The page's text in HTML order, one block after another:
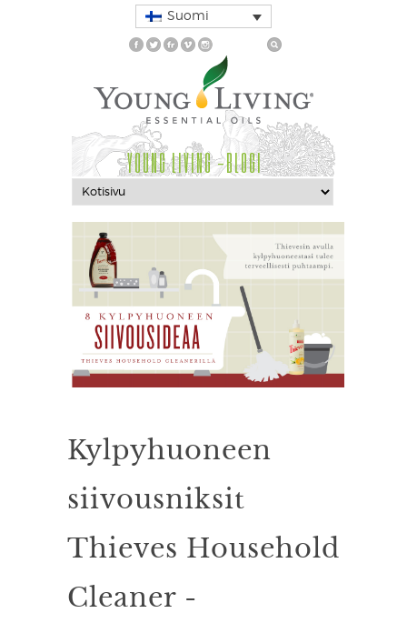
Suomi
YOUNG LIVING -BLOGI
Kylpyhuoneen
siivousniksit
Thieves Household
Cleaner -